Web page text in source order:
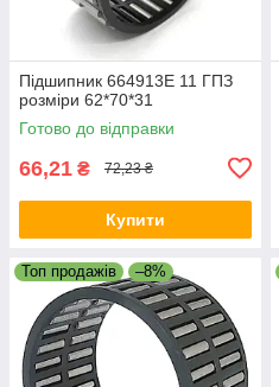
Підшипник 664913Е 11 ГПЗ
розміри 62*70*31
Готово до відправки
66,21 ₴ 72,23 ₴
Купити
Топ продажів –8%